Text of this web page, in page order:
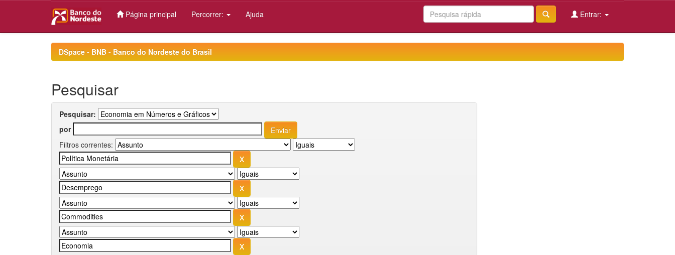
Página principal Percorrer: Ajuda Entrar:
DSpace - BNB - Banco do Nordeste do Brasil
Pesquisar
Pesquisar:
por
Filtros correntes: